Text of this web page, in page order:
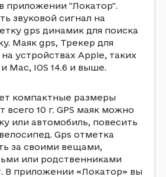
приложении "Локатор".
звуковой сигнал на
gps динамик для поиска
Маяк gps, Трекер для
устройствах Apple, таких
Mac, IOS 14.6 и выше.
компактные размеры
всего 10 г. GPS маяк можно
или автомобиль, повесить
Gps отметка
за своими вещами,
или родственниками
В приложении «Локатор» вы